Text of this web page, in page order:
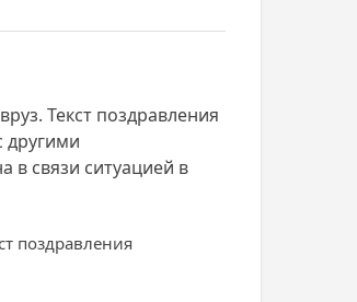
Текст поздравления
другими
в связи ситуацией в
поздравления